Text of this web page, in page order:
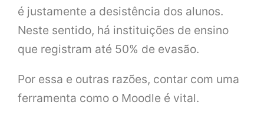
é justamente a desistência dos alunos.
Neste sentido, há instituições de ensino
que registram até 50% de evasão.
Por essa e outras razões, contar com uma
ferramenta como o Moodle é vital.